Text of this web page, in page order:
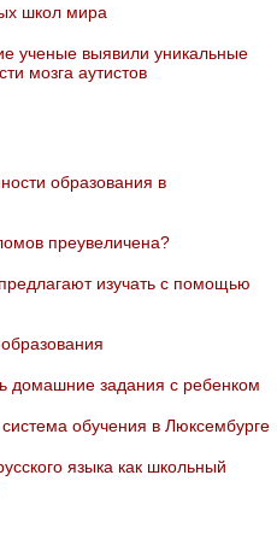
школ мира
ученые выявили уникальные
мозга аутистов
образования в
преувеличена?
изучать с помощью
домашние задания с ребенком
обучения в Люксембурге
языка как школьный